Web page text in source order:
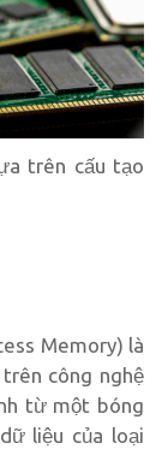
trên cấu tạo
Memory) là
công nghệ
từ một bóng
liệu của loại